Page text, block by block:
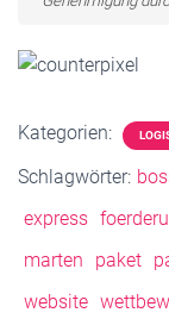
Kategorien:
Schlagwörter:
express
marten
paket
website